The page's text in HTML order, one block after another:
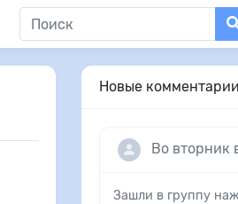
Новые комментарии
Во вторник
Зашли в группу